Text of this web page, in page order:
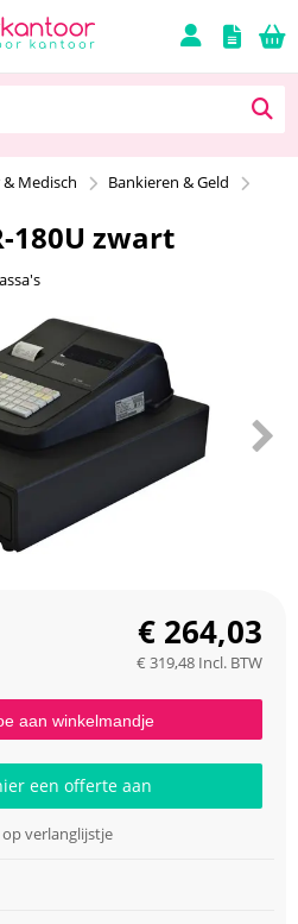
Medisch
Bankieren & Geld
180U zwart
€ 264,03
€ 319,48 Incl. BTW
aan winkelmandje
een offerte aan
verlanglijstje